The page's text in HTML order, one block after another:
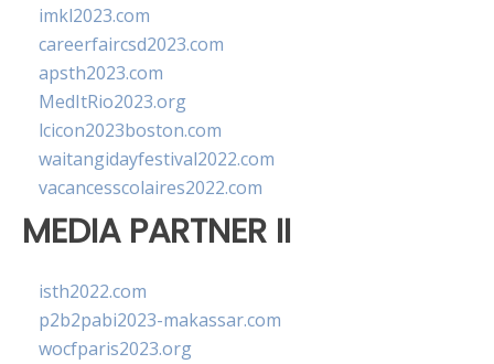
imkl2023.com
careerfaircsd2023.com
apsth2023.com
MedItRio2023.org
lcicon2023boston.com
waitangidayfestival2022.com
vacancesscolaires2022.com
MEDIA PARTNER II
isth2022.com
p2b2pabi2023-makassar.com
wocfparis2023.org